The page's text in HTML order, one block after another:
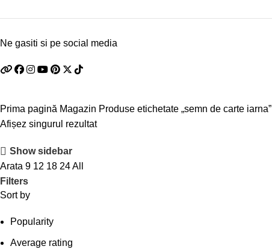
Ne gasiti si pe social media
Prima pagină Magazin Produse etichetate „semn de carte iarna”
Afișez singurul rezultat
Show sidebar
Arata 9 12 18 24All
Filters
Sort by
Popularity
Average rating